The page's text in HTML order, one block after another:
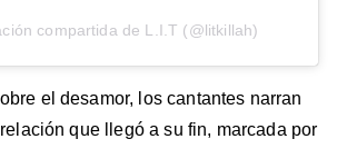
compartida de L.I.T (@litkillah)
el desamor, los cantantes narran
que llegó a su fin, marcada por